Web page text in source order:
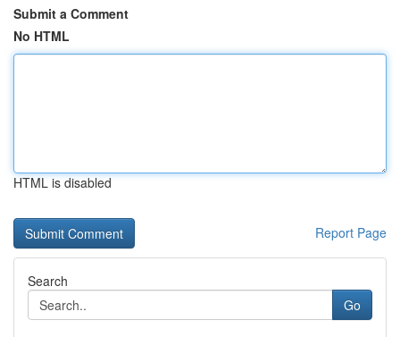
Submit a Comment
No HTML
HTML is disabled
Report Page
Search
Go